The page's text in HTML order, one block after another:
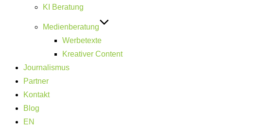
KI Beratung
Medienberatung
Werbetexte
Kreativer Content
Journalismus
Partner
Kontakt
Blog
EN